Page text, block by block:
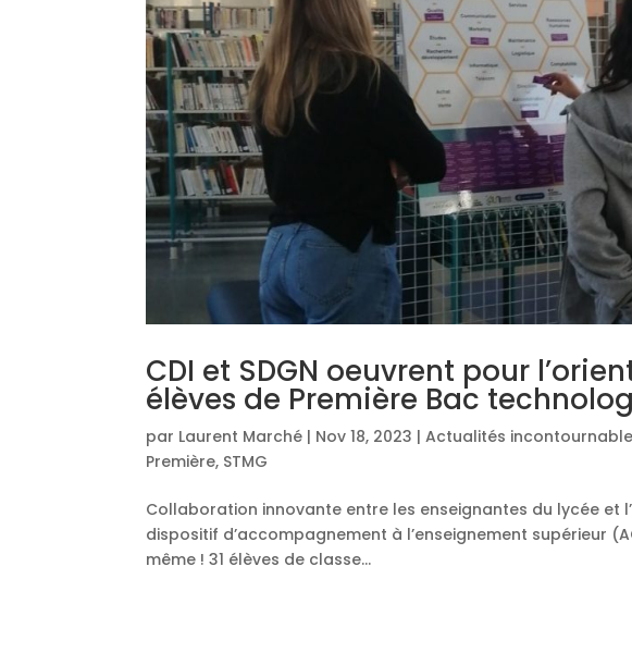
CDI et SDGN oeuvrent pour
élèves de Première Bac
par Laurent Marché | Nov 18, 2023 |Actualités
Première, STMG
Collaboration innovante entre les enseignantes du lycée et
dispositif d’accompagnement à l’enseignement supérieur
même ! 31 élèves de classe...